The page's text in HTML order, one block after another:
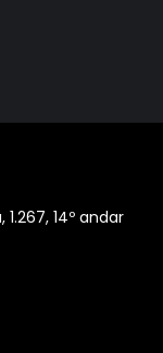
14º andar